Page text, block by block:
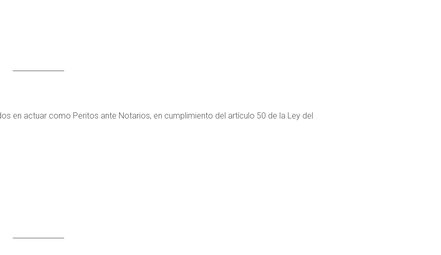
en actuar como Peritos ante Notarios, en cumplimiento del artículo 50 de la Ley del